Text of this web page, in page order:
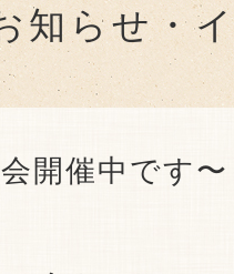
知らせ・
開催中です〜